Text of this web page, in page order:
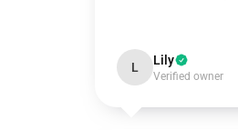
L Lily
Verified owner